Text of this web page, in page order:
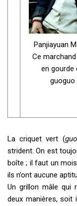
Panjiayuan
Ce
en gourde
guoguo
La criquet vert (
strident. On est
boîte ; il faut un
ils n’ont aucune
Un grillon mâle qui
deux manières, soit